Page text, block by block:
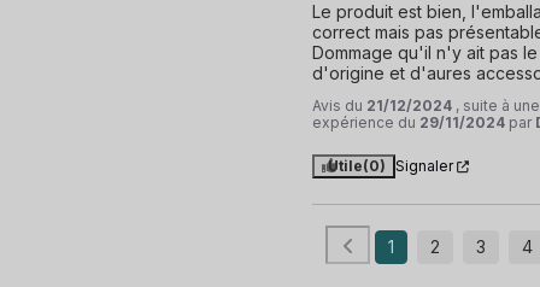
Le produit est bien,
correct mais pas
Dommage qu'il n'y ait pas
d'origine et d'aures
Avis du 21/12/2024 , suite à une
expérience du 29/11/2024 par
Utile(0) Signaler
1 2 3 4